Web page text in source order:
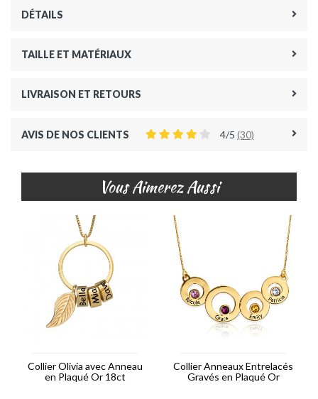
DÉTAILS
TAILLE ET MATÉRIAUX
LIVRAISON ET RETOURS
AVIS DE NOS CLIENTS 4/5 (30)
Vous Aimerez Aussi
Collier Olivia avec Anneau
en Plaqué Or 18ct
Collier Anneaux Entrelacés
Gravés en Plaqué Or